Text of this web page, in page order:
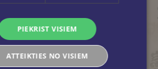
PIEKRIST VISIEM
ATTEIKTIES NO VISIEM